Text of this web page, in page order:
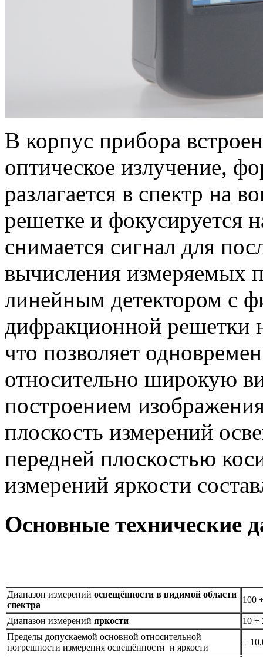
В корпус прибора
оптическое излучение,
разлагается в спектр на
решетке и фокусируется
снимается сигнал для
вычисления измеряемых
линейным детектором с
дифракционной решетки
что позволяет
относительно широкую
построением
плоскость измерений
передней плоскостью
измерений яркости
Основные технические
Диапазон измерений освещённости в видимой области
спектра
100
Диапазон измерений яркости
10 ÷
Пределы допускаемой основной относительной
погрешности измерения освещённости и яркости
±